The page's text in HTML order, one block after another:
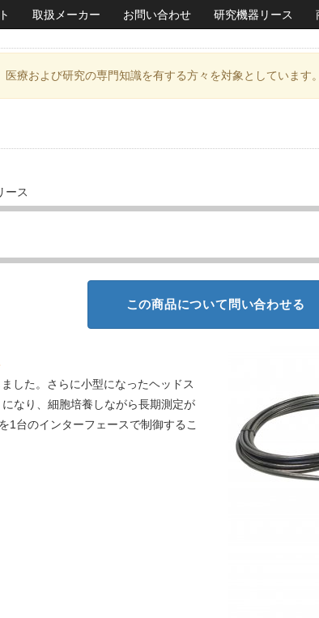
取扱メーカー お問い合わせ 研究機器リース
医療および研究の専門知識を有する方々を対象としています
ース
この商品について問い合わせる
した。さらに小型になったヘッドス
なり、細胞培養しながら長期測定が
1台のインターフェースで制御するこ